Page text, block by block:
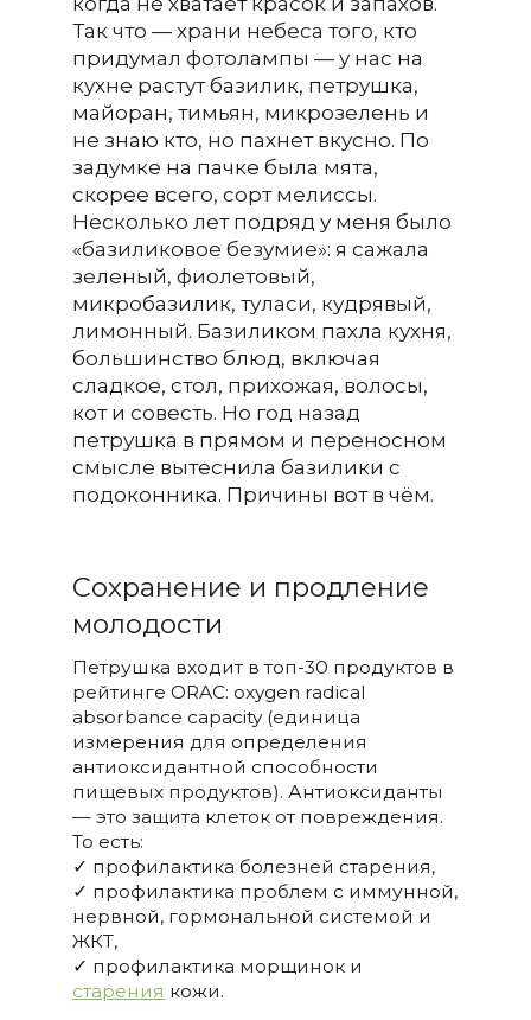
Так что — храни небеса того, кто
придумал фотолампы — у нас на
кухне растут базилик, петрушка,
майоран, тимьян, микрозелень и
не знаю кто, но пахнет вкусно. По
задумке на пачке была мята,
скорее всего, сорт мелиссы.
Несколько лет подряд у меня было
«базиликовое безумие»: я сажала
зеленый, фиолетовый,
микробазилик, туласи, кудрявый,
лимонный. Базиликом пахла кухня,
большинство блюд, включая
сладкое, стол, прихожая, волосы,
кот и совесть. Но год назад
петрушка в прямом и переносном
смысле вытеснила базилики с
подоконника. Причины вот в чём.
Cохранение и продление
молодости
Петрушка входит в топ-30 продуктов в
рейтинге ORAC: oxygen radical
absorbance capacity (единица
измерения для определения
антиоксидантной способности
пищевых продуктов). Антиоксиданты
— это защита клеток от повреждения.
То есть:
✓ профилактика болезней старения,
✓ профилактика проблем с иммунной,
нервной, гормональной системой и
ЖКТ,
✓ профилактика морщинок и
старения кожи.